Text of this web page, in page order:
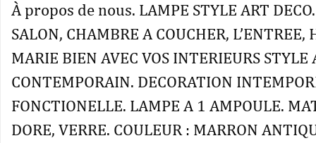
À propos de nous. LAMPE STYLE ART
SALON, CHAMBRE A COUCHER, L’ENTREE,
MARIE BIEN AVEC VOS INTERIEURS STYLE
CONTEMPORAIN. DECORATION
FONCTIONELLE. LAMPE A 1 AMPOULE.
DORE, VERRE. COULEUR : MARRON